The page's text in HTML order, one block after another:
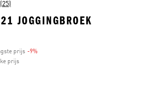
(25)
JOGGINGBROEK
prijs -9%
prijs